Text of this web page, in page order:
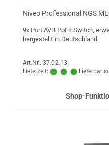
Niveo Professional NGS
9x Port AVB PoE+ Switch,
hergestellt in Deutschland
Art.Nr.: 37.02.13
Lieferzeit:
Lieferbar
Shop-